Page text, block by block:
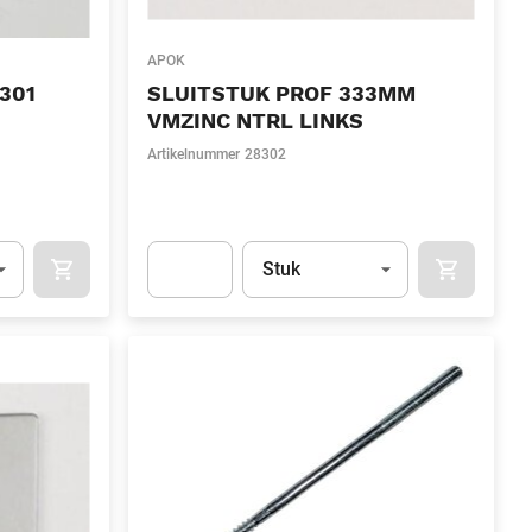
APOK.CATEGORY.PRODUCTS.CART.ADDTOCART
APOK
SLUITSTUK PROF 333MM
VMZINC NTRL LINKS
Artikelnummer 28302
Eenheid
Stuk